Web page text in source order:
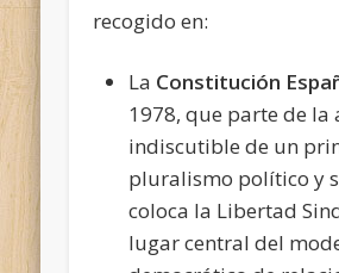
recogido en:
La Constitución
1978, que parte de la
indiscutible de un
pluralismo político y
coloca la Libertad
lugar central del